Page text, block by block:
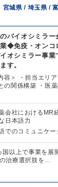
宮城県 / 埼玉県 /
のバイオシミラ
◆免疫・オンコ
オシミラー事
す。
容＞ ・担当エリ
の関係構築 ・医
会社におけるMR
日本語力
でのコミュニケ
国以上で事業を展
治療選択肢を…